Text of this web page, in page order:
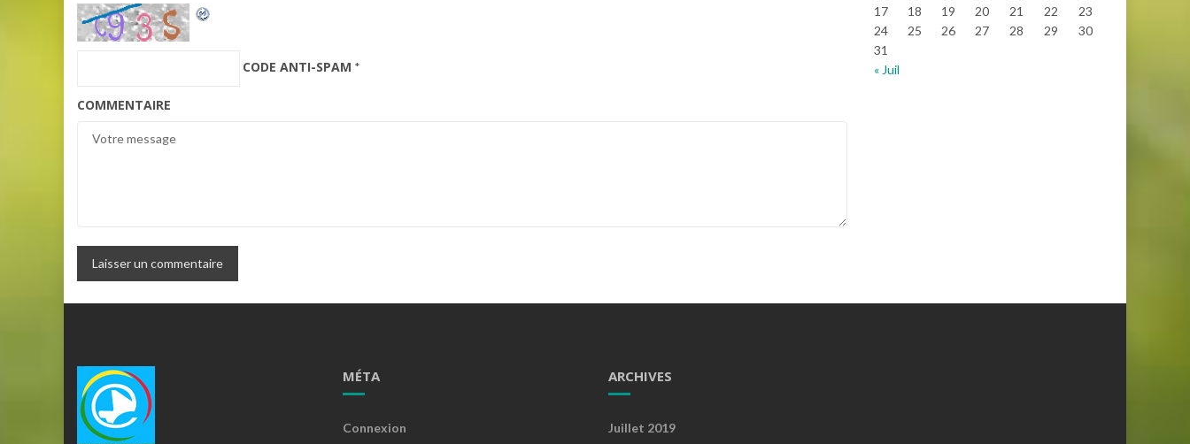
CODE ANTI-SPAM *
COMMENTAIRE
« Juil
17
18 19 20 21 22
23
24
25 26 27 28 29
30
31
MÉTA
Connexion
ARCHIVES
Juillet 2019